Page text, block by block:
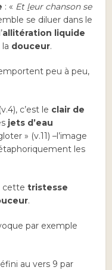
: « Et leur chanson se
se diluer dans le
allitération liquide
douceur.
peu à peu,
(v.4), c’est le clair de
jets d’eau
» (v.11) –l’image
les
cettetristesse
.
par exemple
au vers 9 par